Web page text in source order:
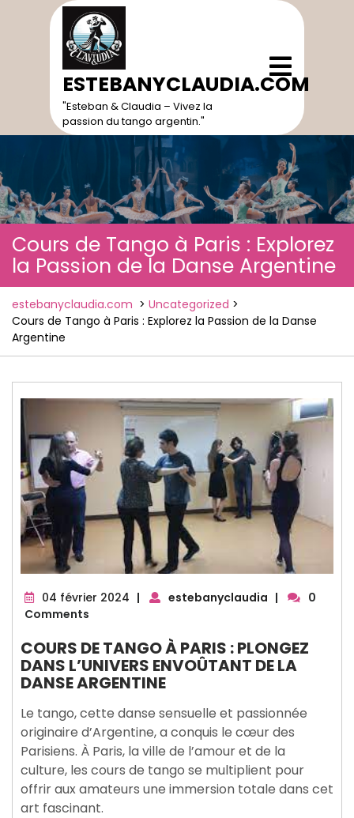
ESTEBANYCLAUDIA.COM
"Esteban & Claudia – Vivez la
passion du tango argentin."
Open
Menu
Cours de Tango à Paris : Explorez
la Passion de la Danse Argentine
estebanyclaudia.com > Uncategorized >
Cours de Tango à Paris : Explorez la Passion de la Danse
Argentine
04 février 2024 04
| estebanyclaudia |
0
Comments
COURS DE TANGO À PARIS : PLONGEZ
DANS L’UNIVERS ENVOÛTANT DE LA
DANSE ARGENTINE
Le tango, cette danse sensuelle et passionnée
originaire d’Argentine, a conquis le cœur des
Parisiens. À Paris, la ville de l’amour et de la
culture, les cours de tango se multiplient pour
offrir aux amateurs une immersion totale dans cet
art fascinant.